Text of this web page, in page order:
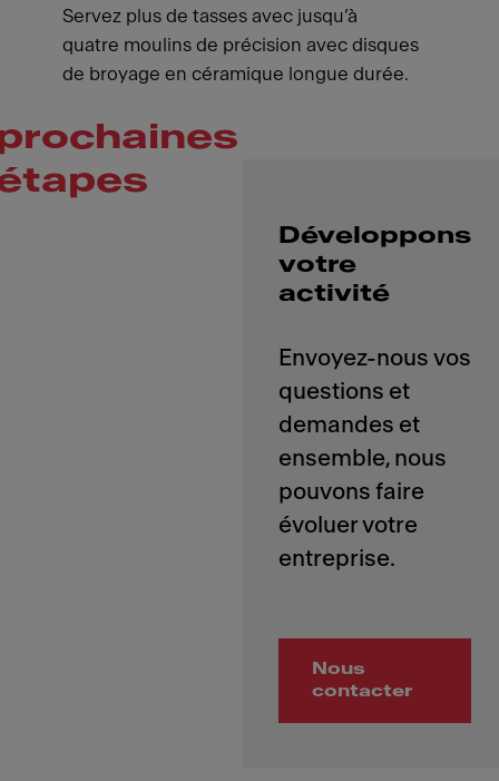
Servez plus de tasses avec jusqu’à
quatre moulins de précision avec disques
de broyage en céramique longue durée.
Développons
votre
activité
Envoyez-nous vos
questions et
demandes et
ensemble, nous
pouvons faire
évoluer votre
Nous
contacter